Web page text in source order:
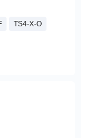
TS4-X-O